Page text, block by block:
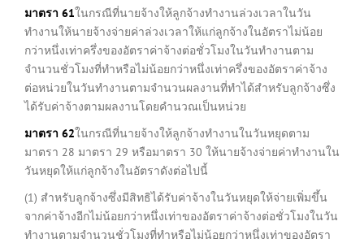
มาตรา 61ในกรณีที่นายจ้างให้ลูกจ้างทำงานล่วงเวลาในวัน
ทำงานให้นายจ้างจ่ายค่าล่วงเวลาให้แก่ลูกจ้างในอัตราไม่น้อย
กว่าหนึ่งเท่าครึ่งของอัตราค่าจ้างต่อชั่วโมงในวันทำงานตาม
จำนวนชั่วโมงที่ทำหรือไม่น้อยกว่าหนึ่งเท่าครึ่งของอัตราค่าจ้าง
ต่อหน่วยในวันทำงานตามจำนวนผลงานที่ทำได้สำหรับลูกจ้างซึ่ง
ได้รับค่าจ้างตามผลงานโดยคำนวณเป็นหน่วย
มาตรา 62ในกรณีที่นายจ้างให้ลูกจ้างทำงานในวันหยุดตาม
มาตรา 28 มาตรา 29 หรือมาตรา 30 ให้นายจ้างจ่ายค่าทำงานใน
วันหยุดให้แก่ลูกจ้างในอัตราดังต่อไปนี้
(1) สำหรับลูกจ้างซึ่งมีสิทธิได้รับค่าจ้างในวันหยุดให้จ่ายเพิ่มขึ้น
จากค่าจ้างอีกไม่น้อยกว่าหนึ่งเท่าของอัตราค่าจ้างต่อชั่วโมงในวัน
ทำงานตามจำนวนชั่วโมงที่ทำหรือไม่น้อยกว่าหนึ่งเท่าของอัตรา